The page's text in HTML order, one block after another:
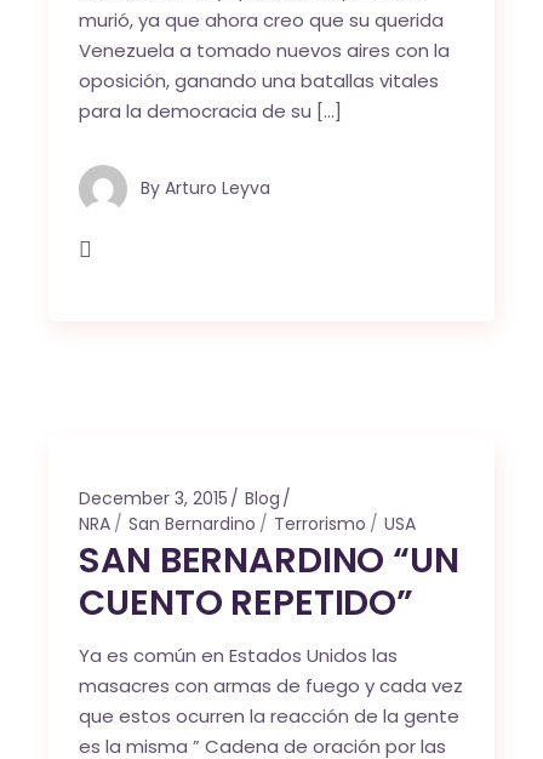
murió, ya que ahora creo que su querida
Venezuela a tomado nuevos aires con la
oposición, ganando una batallas vitales
para la democracia de su […]
By Arturo Leyva
December 3, 2015
Blog
NRA
San Bernardino Terrorismo USA
SAN BERNARDINO “UN
CUENTO REPETIDO”
Ya es común en Estados Unidos las
masacres con armas de fuego y cada vez
que estos ocurren la reacción de la gente
es la misma ” Cadena de oración por las